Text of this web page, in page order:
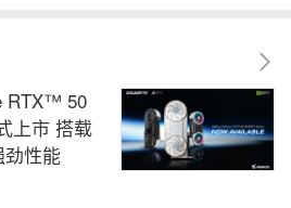
RTX™ 50
上市 搭载
性能